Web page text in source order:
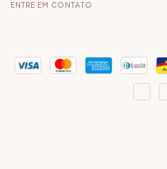
ENTRE EM CONTATO